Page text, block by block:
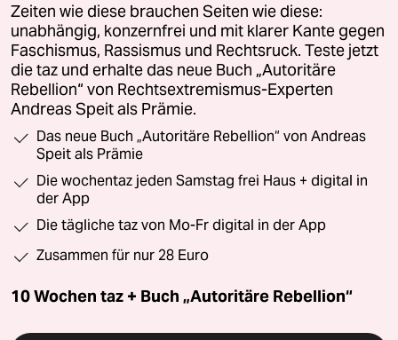
Zeiten wie diese brauchen Seiten wie diese:
unabhängig, konzernfrei und mit klarer Kante gegen
Faschismus, Rassismus und Rechtsruck. Teste jetzt
die taz und erhalte das neue Buch „Autoritäre
Rebellion“ von Rechtsextremismus-Experten
Andreas Speit als Prämie.
Das neue Buch „Autoritäre Rebellion“ von Andreas
Speit als Prämie
Die wochentaz jeden Samstag frei Haus + digital in
der App
Die tägliche taz von Mo-Fr digital in der App
Zusammen für nur 28 Euro
10 Wochen taz + Buch „Autoritäre Rebellion“